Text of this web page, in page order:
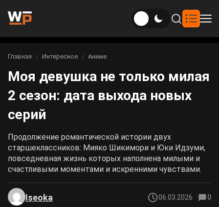
Новости
Новости Genshin Impact
Новости Honkai: Star Rail
Новости Zenless Zone Zero
Игры
Genshin Impact
Neverness to Everness
Gothic 1 Remake
Билды
Билды Genshin Impact
Билды Honkai: Star Rail
Интересное
Рейтинги
Аниме
Фильмы и сериалы
Вы здесь:
Главная Интересное Аниме
Моя девушка не только милая
2 сезон: дата выхода новых
серий
Продолжение романтической истории двух
старшеклассников: Мияко Шикимори и Юки Идзуми,
повседневная жизнь которых наполнена милыми и
счастливыми моментами и искренними чувствами.
Iseoka 06.03.2026 0